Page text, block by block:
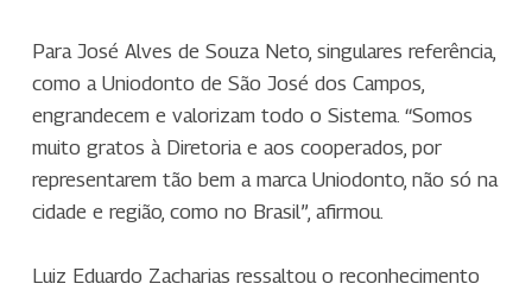
Para José Alves de Souza Neto, singulares referência,
como a Uniodonto de São José dos Campos,
engrandecem e valorizam todo o Sistema. “Somos
muito gratos à Diretoria e aos cooperados, por
representarem tão bem a marca Uniodonto, não só na
cidade e região, como no Brasil”, afirmou.
Luiz Eduardo Zacharias ressaltou o reconhecimento